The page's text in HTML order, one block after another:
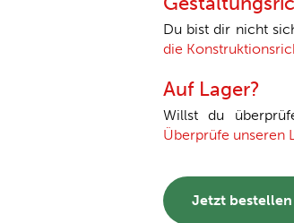
Du bist dir nicht
die
Auf Lager?
Willst du
Überprüfe unseren
Jetzt bestellen